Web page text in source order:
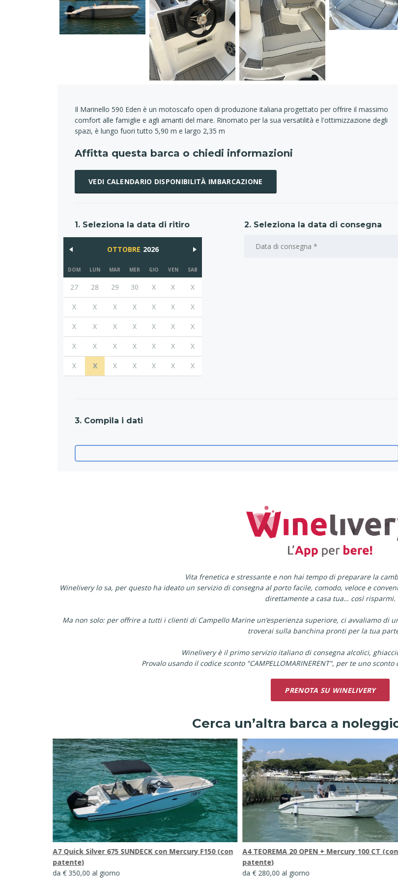
Il Marinello 590 Eden è un motoscafo open di produzione italiana progettato per offrire il massimo
comfort alle famiglie e agli amanti del mare. Rinomato per la sua versatilità e l'ottimizzazione degli
spazi, è lungo fuori tutto 5,90 m e largo 2,35 m
Affitta questa barca o chiedi informazioni
VEDI CALENDARIO DISPONIBILITÀ IMBARCAZIONE
1. Seleziona la data di ritiro
OTTOBRE 2026
DOM LUN MAR MER GIO VEN SAB
27 28 29 30 X X X
X X X X X X X
X X X X X X X
X X X X X X X
X X X X X X X
2. Seleziona la data di consegna
3. Compila i dati
Vita frenetica e stressante e non hai tempo di preparare la
Winelivery lo sa, per questo ha ideato un servizio di consegna al porto facile, comodo, veloce e
direttamente a casa tua… così risparmi.
Ma non solo: per offrire a tutti i clienti di Campello Marine un’esperienza superiore, ci avvaliamo di
troverai sulla banchina pronti per la tua
Winelivery è il primo servizio italiano di consegna alcolici,
Provalo usando il codice sconto "CAMPELLOMARINERENT", per te uno
PRENOTA SU WINELIVERY
Cerca un’altra barca a
A4 TEOREMA 20 OPEN + Mercury 100 CT (con
patente)
da € 280,00 al giorno
A5 SEARAY SPX 210 + MERCURY 150HP (con
da € 400,00 al giorno